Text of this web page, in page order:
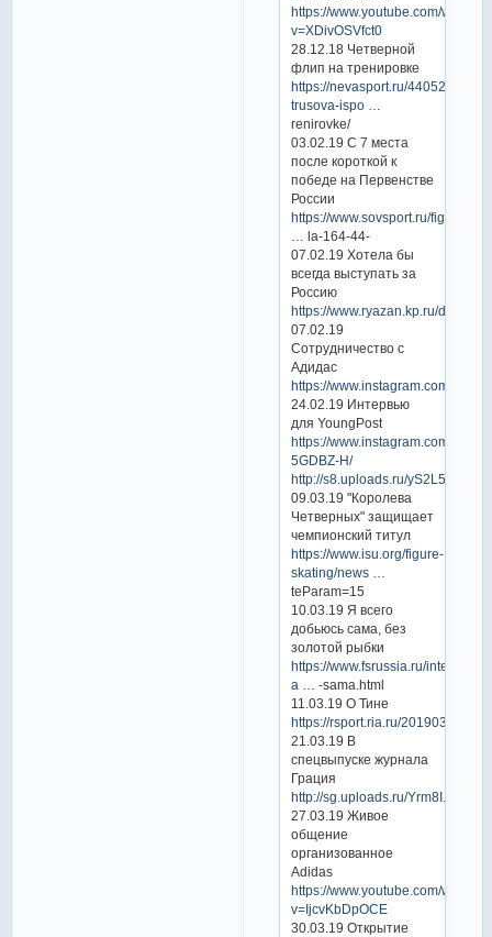
https://www.youtube.com/watch?
v=XDivOSVfct0
28.12.18 Четверной
флип на тренировке
https://nevasport.ru/44052-
trusova-ispo
renirovke/
03.02.19 C 7 места
после короткой к
победе на Первенстве
России
https://www.sovsport.ru/figure/
… la-164-44-
07.02.19 Хотела бы
всегда выступать за
Россию
https://www.ryazan.kp.ru/daily/
07.02.19
Сотрудничество с
Адидас
https://www.instagram.com/p/
24.02.19 Интервью
для YoungPost
https://www.instagram.com/p/
5GDBZ-H/
http://s8.uploads.ru/yS2L5.jpg
09.03.19 "Королева
Четверных" защищает
чемпионский титул
https://www.isu.org/figure-
skating/news
teParam=15
10.03.19 Я всего
добьюсь сама, без
золотой рыбки
https://www.fsrussia.ru/intervyu/
a
… -sama.html
11.03.19 О Тине
https://rsport.ria.ru/20190311/
21.03.19 В
спецвыпуске журнала
Грация
http://sg.uploads.ru/Yrm8I.jpg
27.03.19 Живое
общение
организованное
Adidas
https://www.youtube.com/watch?
v=IjcvKbDpOCE
30.03.19 Открытие